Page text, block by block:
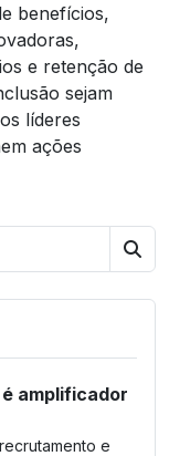
benefícios,
e retenção de
sejam
líderes
ações
amplificador
e